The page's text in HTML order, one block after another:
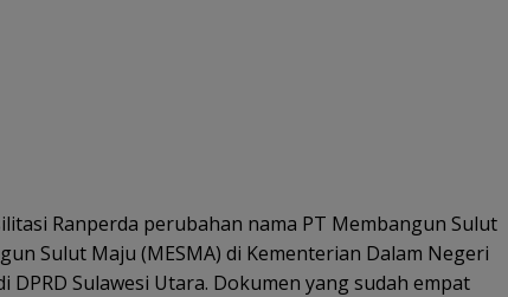
Ranperda perubahan nama PT Membangun Sulut
Sulut Maju (MESMA) di Kementerian Dalam Negeri
DPRD Sulawesi Utara. Dokumen yang sudah empat